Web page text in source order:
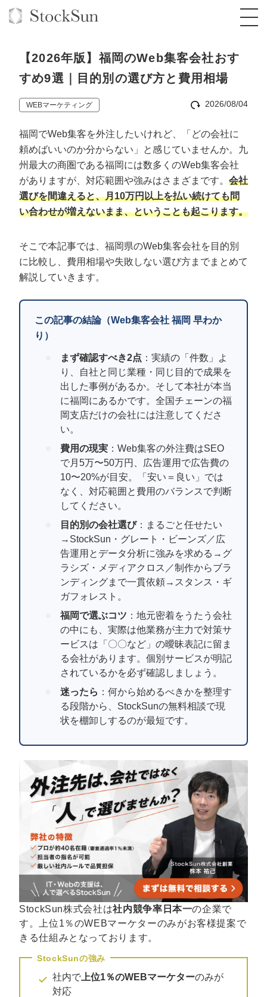
オーダーメイド支援
TOP
コンサルタント一覧
品質ガイドライン
社内コンペ
クレーム窓口
BPO支援
定額制Webマーケティング代行『マキトルく
ん』
定額制営業代行『カリトルくん』
営業改善特化の動画制作『動画でカリトルく
ん』
定額LINE運用代行『LINEマキトルくん』
オリジナルサービス
格安でAI導入支援『あいのりAI』
拡散付1日密着動画制作『まるごと社長』
1本無料で記事を制作『SEOトライアル』
定額制LP制作・改善『最強LP』
実績
お役立ち資料
料金表
オンラインサロン
StockSun道場
道場TOP
動画編集
エンジニア
YouTubeディレクター
年収エージェント
ミッション・ビジョン・バリュー
取締役メッセージ（株本祐己）
認定パートナー
動画ディレクター
マーケマネージャー
カスタマーサクセスマネージャー
内部監査室長
募集要項一覧
【2026年版】福岡のWeb集客会社おす
すめ9選｜目的別の選び方と費用相場
WEBマーケティング 2026/08/04
福岡でWeb集客を外注したいけれど、「どの会社に
頼めばいいのか分からない」と感じていませんか。九
州最大の商圏である福岡には数多くのWeb集客会社
がありますが、対応範囲や強みはさまざまです。 会社
選びを間違えると、月10万円以上を払い続けても問
い合わせが増えないまま、ということも起こります。
そこで本記事では、福岡県のWeb集客会社を目的別
に比較し、費用相場や失敗しない選び方までまとめて
解説していきます。
この記事の結論（Web集客会社 福岡 早わか
り）
まず確認すべき2点 ：実績の「件数」よ
り、自社と同じ業種・同じ目的で成果を
出した事例があるか。そして本社が本当
に福岡にあるかです。全国チェーンの福
岡支店だけの会社には注意してくださ
い。
費用の現実 ：Web集客の外注費はSEO
で月5万〜50万円、広告運用で広告費の
10〜20%が目安。「安い＝良い」では
なく、対応範囲と費用のバランスで判断
してください。
目的別の会社選び：まるごと任せたい
→StockSun・グレート・ビーンズ／広
告運用とデータ分析に強みを求める→グ
ラシズ・メディアクロス／制作からブラ
ンディングまで一貫依頼→スタンス・ギ
ガフォレスト。
福岡で選ぶコツ ：地元密着をうたう会社
の中にも、実際は他業務が主力で対策サ
ービスは「〇〇など」の曖昧表記に留ま
る会社があります。個別サービスが明記
されているかを必ず確認しましょう。
迷ったら ：何から始めるべきかを整理す
る段階から、StockSunの無料相談で現
状を棚卸しするのが最短です。
StockSun株式会社は社内競争率日本一の企業で
す。上位1％のWEBマーケターのみがお客様提案で
きる仕組みとなっております。
社内で 上位1％のWEBマーケターのみが
対応